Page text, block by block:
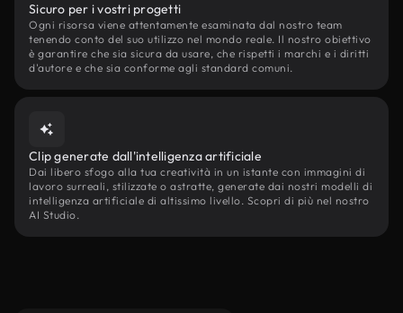
Sicuro per i vostri progetti
Ogni risorsa viene attentamente esaminata dal nostro team
tenendo conto del suo utilizzo nel mondo reale. Il nostro obiettivo
è garantire che sia sicura da usare, che rispetti i marchi e i diritti
d'autore e che sia conforme agli standard comuni.
Clip generate dall'intelligenza artificiale
Dai libero sfogo alla tua creatività in un istante con immagini di
lavoro surreali, stilizzate o astratte, generate dai nostri modelli di
intelligenza artificiale di altissimo livello. Scopri di più nel nostro
AI Studio.